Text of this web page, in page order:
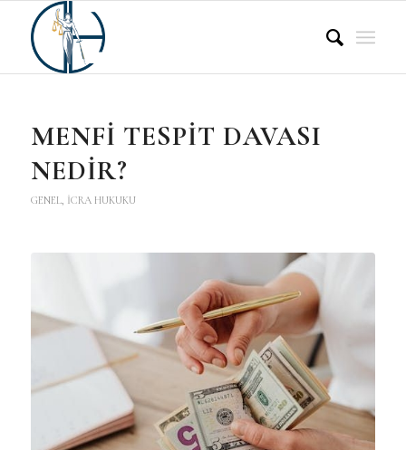
MENFİ TESPİT DAVASI
NEDİR?
GENEL, İCRA HUKUKU